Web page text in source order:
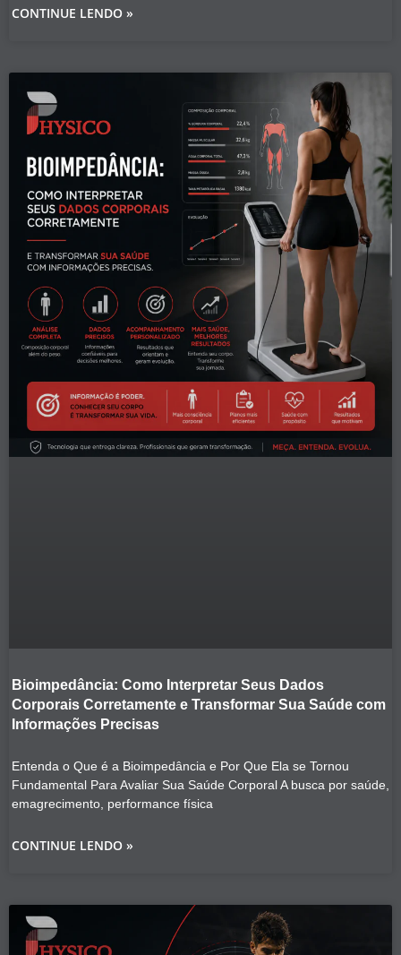
CONTINUE LENDO »
Bioimpedância: Como Interpretar Seus Dados
Corporais Corretamente e Transformar Sua Saúde com
Informações Precisas
Entenda o Que é a Bioimpedância e Por Que Ela se Tornou
Fundamental Para Avaliar Sua Saúde Corporal A busca por saúde,
emagrecimento, performance física
CONTINUE LENDO »